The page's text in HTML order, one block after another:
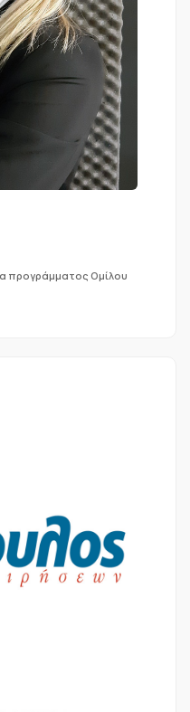
προγράμματος Ομίλου